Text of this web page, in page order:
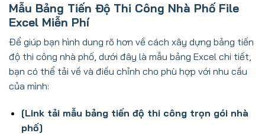
Mẫu Bảng Tiến Độ Thi Công Nhà Phố File
Excel Miễn Phí
Để giúp bạn hình dung rõ hơn về cách xây dựng bảng tiến
độ thi công nhà phố, dưới đây là mẫu bảng Excel chi tiết,
bạn có thể tải về và điều chỉnh cho phù hợp với nhu cầu
của mình:
[Link tải mẫu bảng tiến độ thi công trọn gói nhà
phố]